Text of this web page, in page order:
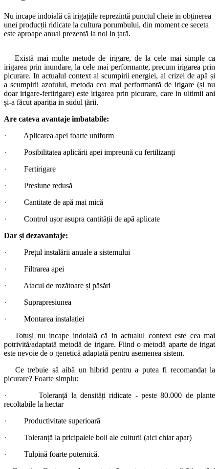
Nu incape indoială că irigațiile reprezintă punctul cheie in obținerea
unei producții ridicate la cultura porumbului, din moment ce seceta
este aproape anual prezentă la noi in țară.
Există mai multe metode de irigare, de la cele mai simple ca
irigarea prin inundare, la cele mai performante, precum irigarea prin
picurare. In actualul context al scumpirii energiei, al crizei de apă și
a scumpirii azotului, metoda cea mai performantă de irigare (și nu
doar irigare-fertirigare) este irigarea prin picurare, care in ultimii ani
și-a făcut apariția in sudul țării.
Are cateva avantaje imbatabile:
· Aplicarea apei foarte uniform
· Posibilitatea aplicării apei impreună cu fertilizanți
· Fertirigare
· Presiune redusă
· Cantitate de apă mai mică
· Control ușor asupra cantității de apă aplicate
Dar și dezavantaje:
· Prețul instalării anuale a sistemului
· Filtrarea apei
· Atacul de rozătoare și păsări
· Suprapresiunea
· Montarea instalației
Totuși nu incape indoială că in actualul context este cea mai
potrivită/adaptată metodă de irigare. Fiind o metodă aparte de irigat
este nevoie de o genetică adaptată pentru asemenea sistem.
Ce trebuie să aibă un hibrid pentru a putea fi recomandat la
picurare? Foarte simplu:
· Toleranță la densități ridicate - peste 80.000 de plante
recoltabile la hectar
· Productivitate superioară
· Toleranță la pricipalele boli ale culturii (aici chiar apar)
· Tulpină foarte puternică.